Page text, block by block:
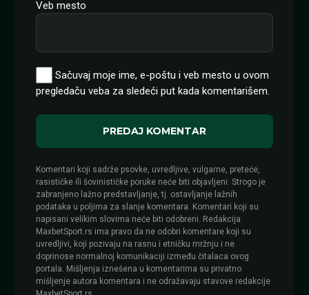
Veb mesto
Sačuvaj moje ime, e-poštu i veb mesto u ovom
pregledaču veba za sledeći put kada komentarišem.
Komentari koji sadrže psovke, uvredljive, vulgarne, preteće,
rasističke ili šovinističke poruke neće biti objavljeni. Strogo je
zabranjeno lažno predstavljanje, tj. ostavljanje lažnih
podataka u poljima za slanje komentara. Komentari koji su
napisani velikim slovima neće biti odobreni. Redakcija
MaxbetSport.rs ima pravo da ne odobri komentare koji su
uvredljivi, koji pozivaju na rasnu i etničku mržnju i ne
doprinose normalnoj komunikaciji između čitalaca ovog
portala. Mišljenja iznešena u komentarima su privatno
mišljenje autora komentara i ne odražavaju stavove redakcije